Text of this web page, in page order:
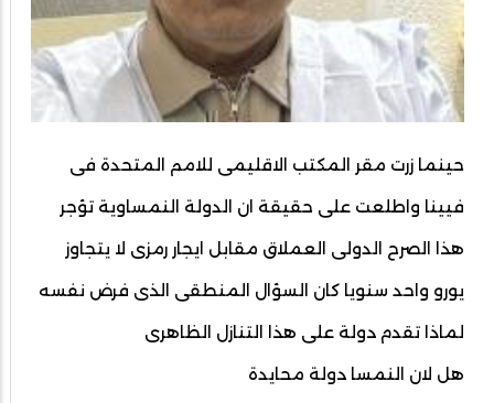
حينما زرت مقر المكتب الاقليمى للامم المتحدة فى
فيينا واطلعت على حقيقة ان الدولة النمساوية تؤجر
هذا الصرح الدولى العملاق مقابل ايجار رمزى لا يتجاوز
يورو واحد سنويا كان السؤال المنطقى الذى فرض نفسه
لماذا تقدم دولة على هذا التنازل الظاهرى
هل لان النمسا دولة محايدة